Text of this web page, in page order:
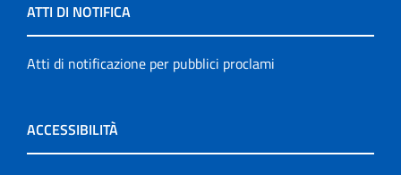
ATTI DI NOTIFICA
Atti di notificazione per pubblici proclami
ACCESSIBILITÀ